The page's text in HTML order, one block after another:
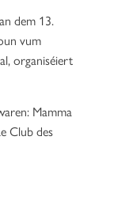
dem 13.
vum
organiséiert
Mamma
Club des